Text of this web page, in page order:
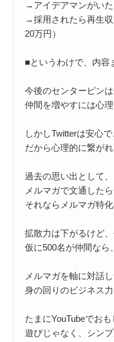
→アイデアマンがい
→採用されたら再生
20万円）
■というわけで、内容
今後のセンターピン
仲間を増やすには心
しかしTwitterは安心
だから心理的に繋が
過去の思い出として、
メルマガで文通した
それならメルマガ特
拡散力は下がるけど
仮に500名が仲間なら
メルマガを軸に対話し
身の回りのビジネス
たまにYouTubeでお
遊びじゃなく、シン